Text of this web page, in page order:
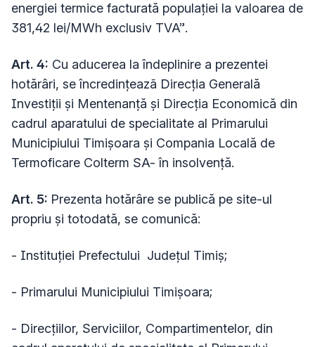
energiei termice facturată populației la valoarea de
381,42 lei/MWh exclusiv TVA”.
Art. 4: Cu aducerea la îndeplinire a prezentei
hotărâri, se încredinţeazã Direcția Generală
Investiții și Mentenanță şi Direcţia Economică din
cadrul aparatului de specialitate al Primarului
Municipiului Timişoara şi Compania Locală de
Termoficare Colterm SA- în insolvență.
Art. 5: Prezenta hotărâre se publică pe site-ul
propriu şi totodată, se comunică:
- Instituţiei Prefectului Judeţul Timiş;
- Primarului Municipiului Timişoara;
- Direcțiilor, Serviciilor, Compartimentelor, din